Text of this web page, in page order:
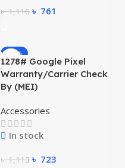
৳1,116 ৳ 761
-35%
1278# Google Pixel
Warranty/Carrier Check
By (MEI)
Accessories
In stock
৳1,113 ৳ 723